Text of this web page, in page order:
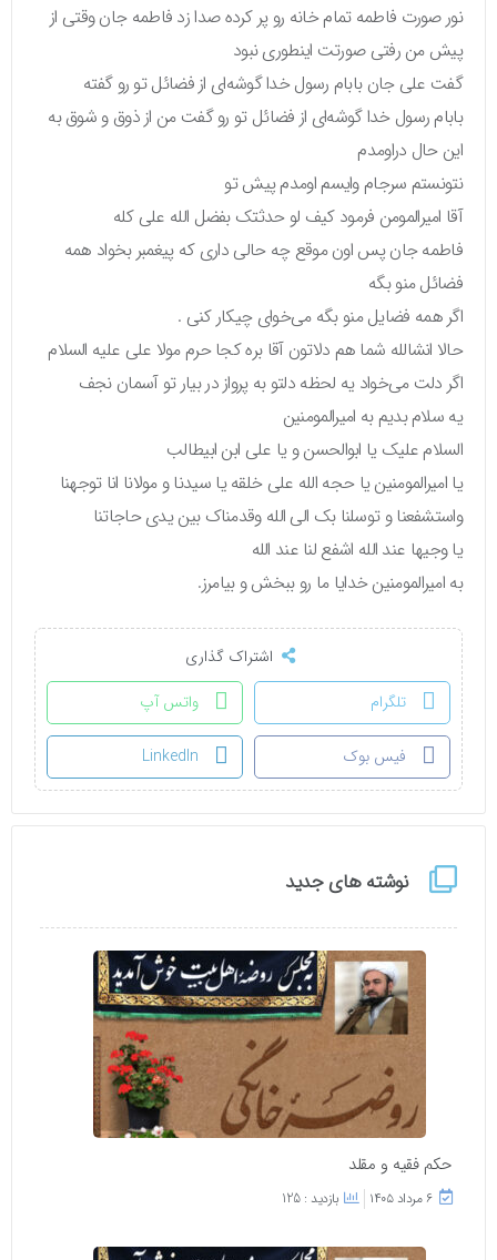
نوشته های جدید
حکم فقیه و مقلد
۶ مرداد ۱۴۰۵ بازدید : 125
نور صورت فاطمه تمام خانه رو پر کرده صدا زد فاطمه جان وقتی از
پیش من رفتی صورتت اینطوری نبود
گفت علی جان بابام رسول خدا گوشه‌ای از فضائل تو رو گفته
بابام رسول خدا گوشه‌ای از فضائل تو رو گفت من از ذوق و شوق به
این حال دراومدم
نتونستم سرجام وایسم اومدم پیش تو
آقا امیرالمومن فرمود کیف لو حدثتک بفضل الله علی کله
فاطمه جان پس اون موقع چه حالی داری که پیغمبر بخواد همه
فضائل منو بگه
اگر همه فضایل منو بگه می‌خوای چیکار کنی .
حالا انشالله شما هم دلاتون آقا بره کجا حرم مولا علی علیه السلام
اگر دلت می‌خواد یه لحظه دلتو به پرواز در بیار تو آسمان نجف
یه سلام بدیم به امیرالمومنین
السلام علیک یا ابوالحسن و یا علی ابن ابیطالب
یا امیرالمومنین یا حجه الله علی خلقه یا سیدنا و مولانا انا توجهنا
واستشفعنا و توسلنا بک الی الله وقدمناک بین یدی حاجاتنا
یا وجیها عند الله اشفع لنا عند الله
به امیرالمومنین خدایا ما رو ببخش و بیامرز.
اشتراک گذاری
تلگرام
واتس آپ
فیس بوک LinkedIn